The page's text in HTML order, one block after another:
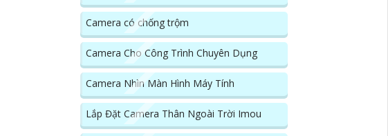
Camera có chống trộm
Camera Cho Công Trình Chuyên Dụng
Camera Nhìn Màn Hình Máy Tính
Lắp Đặt Camera Thân Ngoài Trời Imou